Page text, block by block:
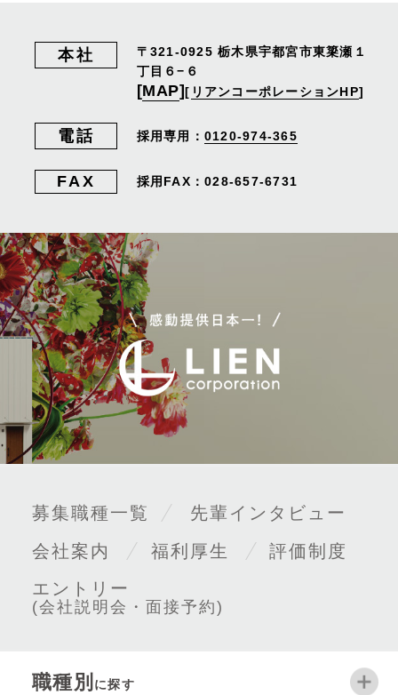
本社 〒321-0925栃木県宇都宮市東簗瀬１
丁目６−６
[MAP][ リアンコーポレーションHP]
電話 採用専用： 0120-974-365
FAX 採用FAX：028-657-6731
募集職種一覧
先輩インタビュー
会社案内
福利厚生
評価制度
エントリー
(会社説明会・面接予約)
職種別 に探す